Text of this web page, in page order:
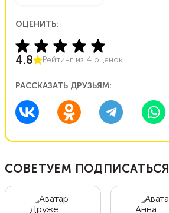
ОЦЕНИТЬ:
4.8 Рейтинг из 4 оценок
РАССКАЗАТЬ ДРУЗЬЯМ:
СОВЕТУЕМ ПОДПИСАТЬСЯ